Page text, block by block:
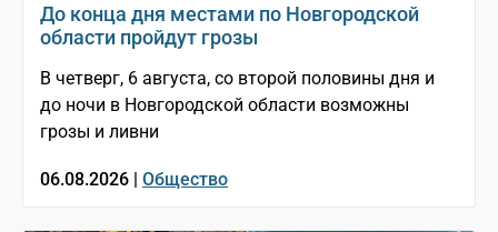
До конца дня местами по Новгородской
области пройдут грозы
В четверг, 6 августа, со второй половины дня и
до ночи в Новгородской области возможны
грозы и ливни
06.08.2026 | Общество